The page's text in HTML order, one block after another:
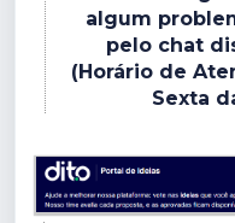
algum
pelo chat
(Horário de
Sexta